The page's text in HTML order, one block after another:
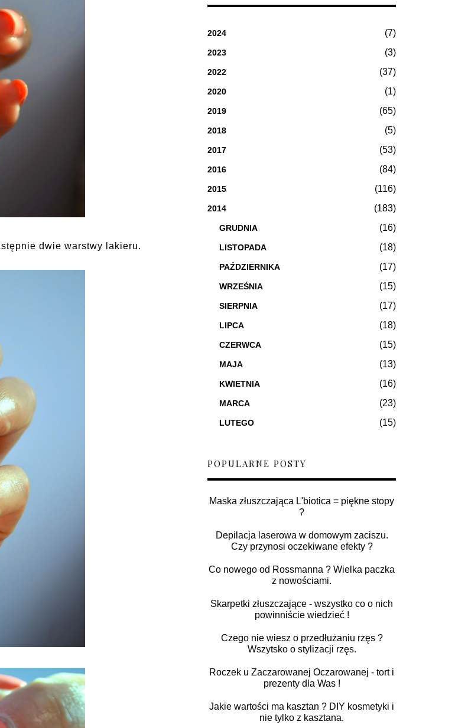
dwie warstwy lakieru.
2024 (7)
2023 (3)
2022 (37)
2020 (1)
2019 (65)
2018 (5)
2017 (53)
2016 (84)
2015 (116)
2014 (183)
GRUDNIA (16)
LISTOPADA (18)
PAŹDZIERNIKA (17)
WRZEŚNIA (15)
SIERPNIA (17)
LIPCA (18)
CZERWCA (15)
MAJA (13)
KWIETNIA (16)
MARCA (23)
LUTEGO (15)
POPULARNE POSTY
Maska złuszczająca L'biotica = piękne stopy
?
Depilacja laserowa w domowym zaciszu.
Czy przynosi oczekiwane efekty ?
Co nowego od Rossmanna ? Wielka paczka
z nowościami.
Skarpetki złuszczające - wszystko co o nich
powinniście wiedzieć !
Czego nie wiesz o przedłużaniu rzęs ?
Wszytsko o stylizacji rzęs.
Roczek u Zaczarowanej Oczarowanej - tort i
prezenty dla Was !
Jakie wartości ma kasztan ? DIY kosmetyki i
nie tylko z kasztana.